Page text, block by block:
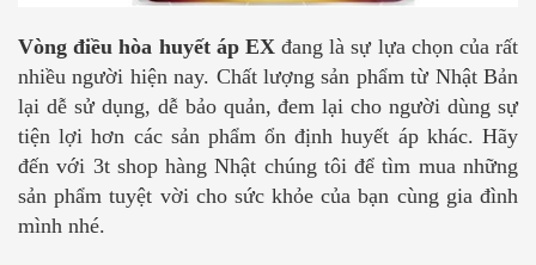
Vòng điều hòa huyết áp EX đang là sự lựa chọn của rất
nhiều người hiện nay. Chất lượng sản phẩm từ Nhật Bản
lại dễ sử dụng, dễ bảo quản, đem lại cho người dùng sự
tiện lợi hơn các sản phẩm ổn định huyết áp khác. Hãy
đến với 3t shop hàng Nhật chúng tôi để tìm mua những
sản phẩm tuyệt vời cho sức khỏe của bạn cùng gia đình
mình nhé.